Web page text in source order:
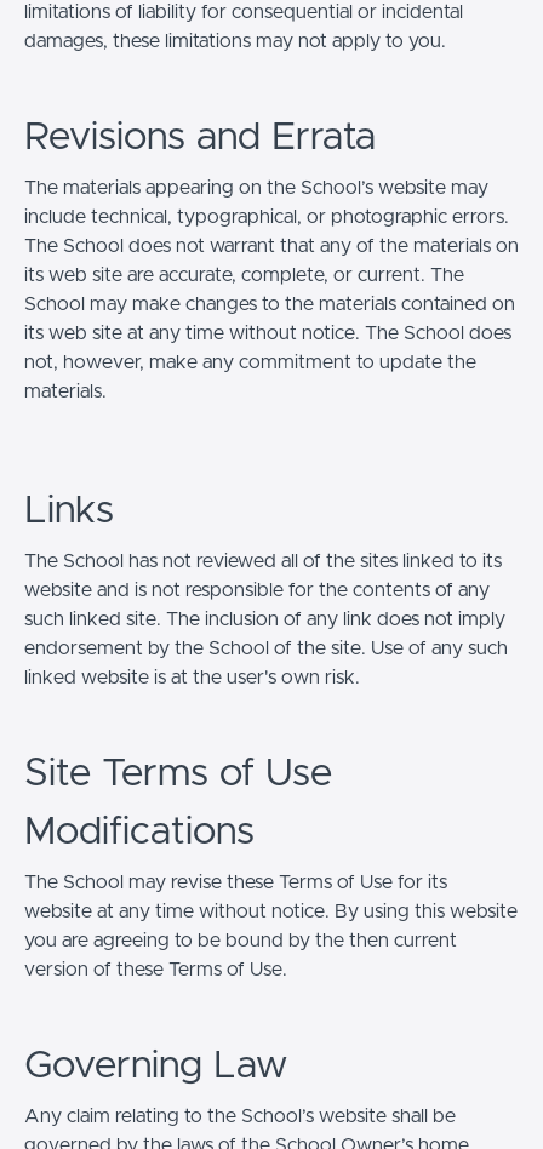
limitations of liability for consequential or incidental
damages, these limitations may not apply to you.
Revisions and Errata
The materials appearing on the School’s website may
include technical, typographical, or photographic errors.
The School does not warrant that any of the materials on
its web site are accurate, complete, or current. The
School may make changes to the materials contained on
its web site at any time without notice. The School does
not, however, make any commitment to update the
materials.
Links
The School has not reviewed all of the sites linked to its
website and is not responsible for the contents of any
such linked site. The inclusion of any link does not imply
endorsement by the School of the site. Use of any such
linked website is at the user's own risk.
Site Terms of Use
Modifications
The School may revise these Terms of Use for its
website at any time without notice. By using this website
you are agreeing to be bound by the then current
version of these Terms of Use.
Governing Law
Any claim relating to the School’s website shall be
governed by the laws of the School Owner’s home